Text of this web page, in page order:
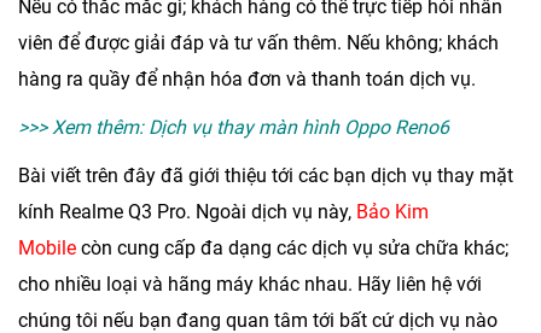
Nếu có thắc mắc gì; khách hàng có thể trực tiếp hỏi nhân
viên để được giải đáp và tư vấn thêm. Nếu không; khách
hàng ra quầy để nhận hóa đơn và thanh toán dịch vụ.
>>> Xem thêm: Dịch vụ thay màn hình Oppo Reno6
Bài viết trên đây đã giới thiệu tới các bạn dịch vụ thay mặt
kính Realme Q3 Pro. Ngoài dịch vụ này, Bảo Kim
Mobile còn cung cấp đa dạng các dịch vụ sửa chữa khác;
cho nhiều loại và hãng máy khác nhau. Hãy liên hệ với
chúng tôi nếu bạn đang quan tâm tới bất cứ dịch vụ nào